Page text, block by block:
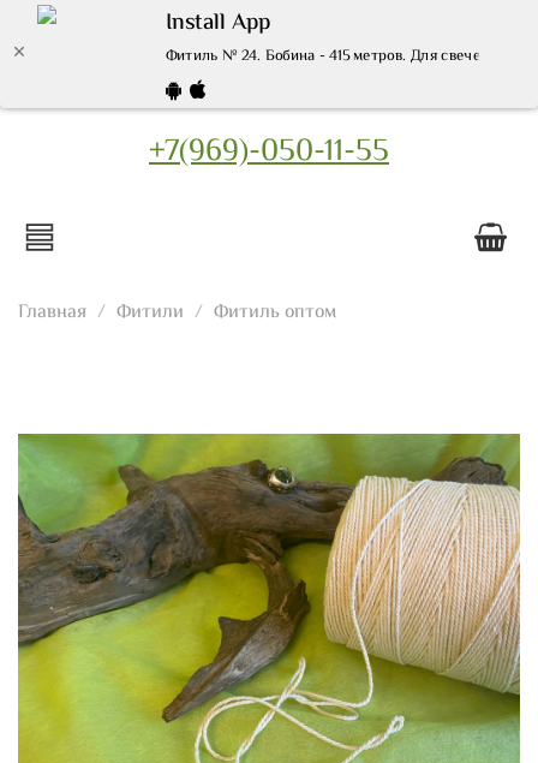
Install App
Фитиль № 24. Бобина - 415 метров. Для свечей
+7(969)-050-11-55
Главная Фитили Фитиль оптом